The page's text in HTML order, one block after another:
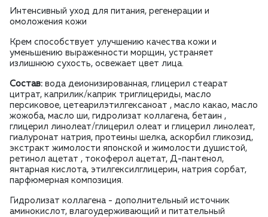
Интенсивный уход для питания, регенерации и
омоложения кожи
Крем способствует улучшению качества кожи и
уменьшению выраженности морщин, устраняет
излишнюю сухость, освежает цвет лица.
Состав: вода деионизированная, глицерил стеарат
цитрат, каприлик/каприк триглицериды, масло
персиковое, цетеарилэтилгексаноат , масло какао, масло
жожоба, масло ши, гидролизат коллагена, бетаин ,
глицерил линолеат/глицерил олеат и глицерил линолеат,
гиалуронат натрия, протеины шелка, аскорбил гликозид,
экстракт жимолости японской и жимолости душистой,
ретинол ацетат , токоферол ацетат, Д-пантенол,
янтарная кислота, этилгексилглицерин, натрия сорбат,
парфюмерная композиция.
Гидролизат коллагена - дополнительный источник
аминокислот, влагоудерживающий и питательный